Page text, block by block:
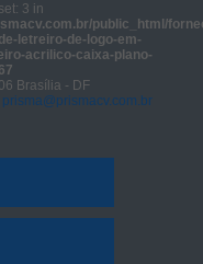
3 in
public_html/
letreiro-de-logo-em-
acrilico-caixa-plano-
Brasília - DF